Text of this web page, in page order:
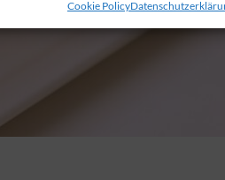
Cookie Policy